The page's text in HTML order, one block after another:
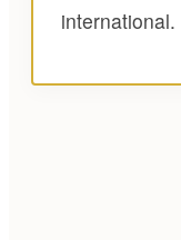
international.